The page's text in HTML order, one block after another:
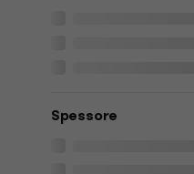
Spessore